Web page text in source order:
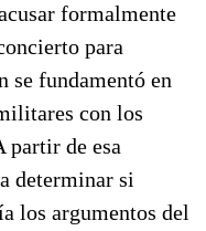
formalmente
para
se fundamentó en
con los
partir de esa
determinar si
los argumentos del